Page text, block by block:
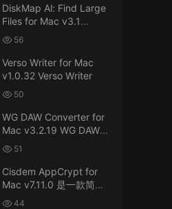
Gate 27 完整安装包链
载。
• 2026-07-26
Studio 21 for Mac
界顶级调色软件
23
DiskMap Al: Find Large
Files for Mac v3.1
DiskMap AL：查找大文
件
56
Verso Writer for Mac
v1.0.32 Verso Writer
50
WG DAW Converter for
Mac v3.2.19 WG DAW转
换器
51
Cisdem AppCrypt for
Mac v7.11.0 是一款简单
好用的Mac应用加密软件
44